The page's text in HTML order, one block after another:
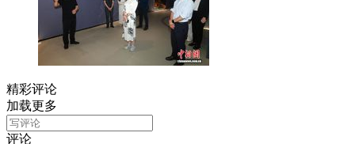
精彩评论
加载更多
评论